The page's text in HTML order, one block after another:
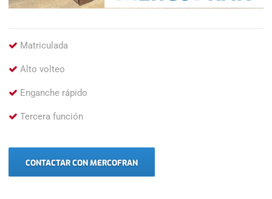
Matriculada
Alto volteo
Enganche rápido
Tercera función
CONTACTAR CON MERCOFRAN